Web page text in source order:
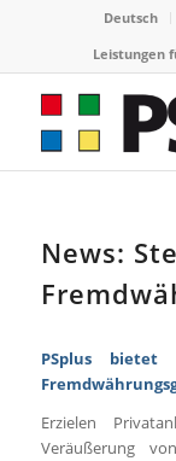
Deutsch
Leistungen
News:
PSplus
Erzielen
Veräußerung